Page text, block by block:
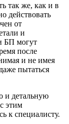
так же, как и в
действовать
от
и
БП могут
после
и не имея
пытаться
и детальную
этим
к специалисту.